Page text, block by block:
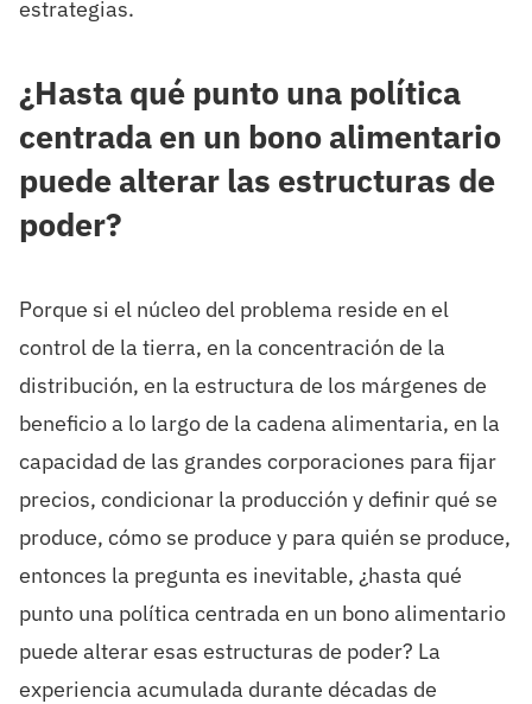
estrategias.
¿Hasta qué punto una política
centrada en un bono alimentario
puede alterar las estructuras de
poder?
Porque si el núcleo del problema reside en el
control de la tierra, en la concentración de la
distribución, en la estructura de los márgenes de
beneficio a lo largo de la cadena alimentaria, en la
capacidad de las grandes corporaciones para fijar
precios, condicionar la producción y definir qué se
produce, cómo se produce y para quién se produce,
entonces la pregunta es inevitable, ¿hasta qué
punto una política centrada en un bono alimentario
puede alterar esas estructuras de poder? La
experiencia acumulada durante décadas de